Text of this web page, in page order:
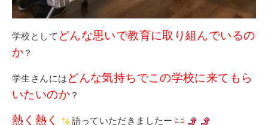
学校として どんな思いで教育に取り組んでいるの
か ？
学生さんには どんな気持ちでこの学校に来てもら
いたいのか？
熱く熱く 語っていただきましたー